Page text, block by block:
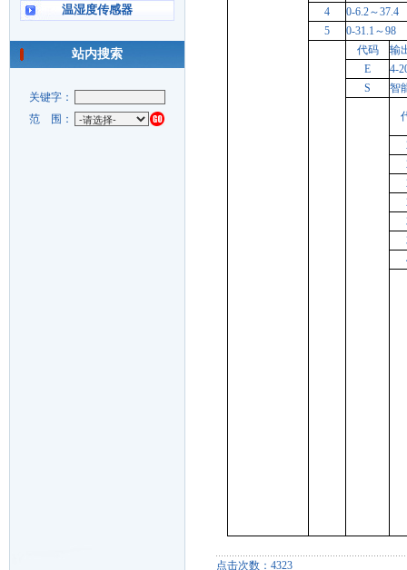
温湿度传感器
站内搜索
关键字：
范 围：
4
0-6.2～37.4
5
0-31.1～98
代码
输
E
4-
S
智
点击次数：4323